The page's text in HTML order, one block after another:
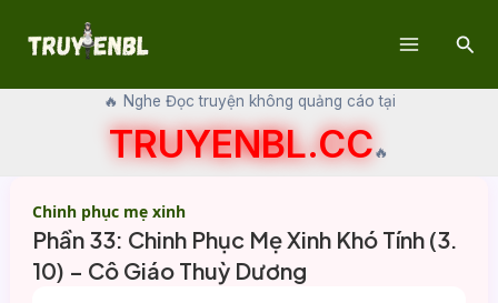
🔥 Nghe Đọc truyện không quảng cáo tại
TRUYENBL.CC🔥
Chinh phục mẹ xinh
Phần 33: Chinh Phục Mẹ Xinh Khó Tính (3.
10) – Cô Giáo Thuỳ Dương